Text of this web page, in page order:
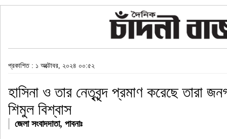
প্রকাশিত : ১ অক্টোবর, ২০২৪ ০০:৫২
হাসিনা ও তার নেতৃবৃন্দ প্রমাণ করেছে তারা
শিমুল বিশ্বাস
জেলা সংবাদদাতা, পাবনাঃ